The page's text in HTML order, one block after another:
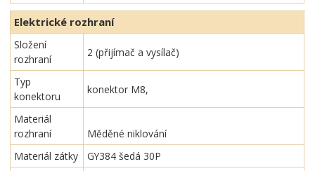
Elektrické rozhraní
Složení
rozhraní
2 (přijímač a vysílač)
Typ
konektoru
konektor M8,
Materiál
rozhraní
Měděné niklování
Materiál zátky
GY384 šedá 30P